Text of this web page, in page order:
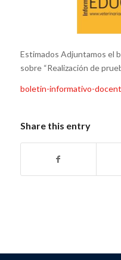
Estimados Adjuntamos el
sobre “Realización de
boletin-informativo-
Share this entry